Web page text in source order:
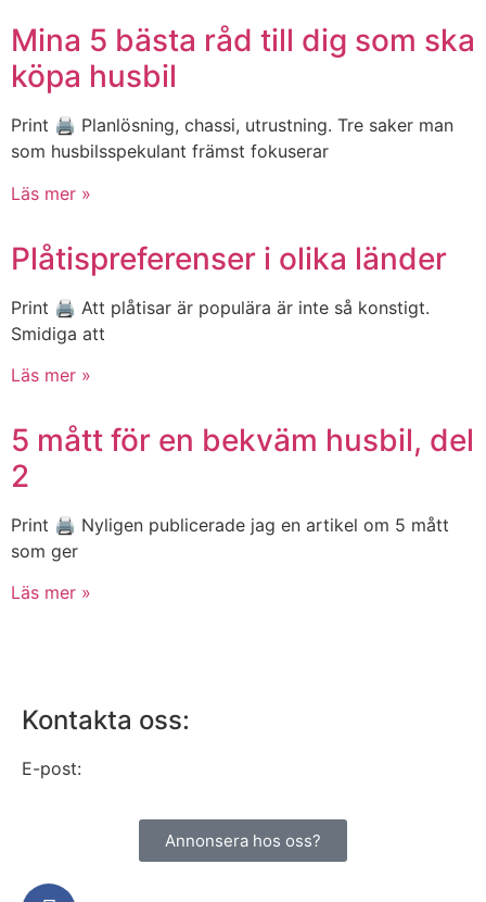
Mina 5 bästa råd till dig som ska
köpa husbil
Print 🖨 Planlösning, chassi, utrustning. Tre saker man
som husbilsspekulant främst fokuserar
Läs mer »
Plåtispreferenser i olika länder
Print 🖨 Att plåtisar är populära är inte så konstigt.
Smidiga att
Läs mer »
5 mått för en bekväm husbil, del
2
Print 🖨 Nyligen publicerade jag en artikel om 5 mått
som ger
Läs mer »
Kontakta oss:
E-post:
Annonsera hos oss?